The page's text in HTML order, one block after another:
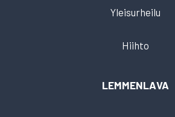
Yleisurheilu
Hiihto
LEMMENLAVA